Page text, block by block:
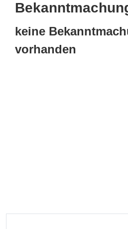
keine
vorhanden